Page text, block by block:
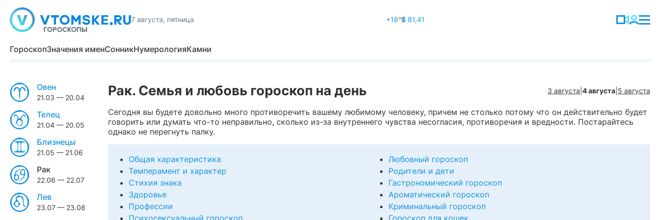
7 августа, пятница +18°$81,41
ГороскопЗначения именСонникНумерологияКамни
Овен
21.03 — 20.04
Телец
21.04 — 20.05
Близнецы
21.05 — 21.06
Рак
22.06 — 22.07
Лев
23.07 — 23.08
Рак. Семья и любовь гороскоп на день 3 августа 4 августа 5 августа
Сегодня вы будете довольно много противоречить вашему любимому человеку, причем не столько потому что он действительно будет
говорить или думать что-то неправильно, сколько из-за внутреннего чувства несогласия, противоречия и вредности. Постарайтесь
однако не перегнуть палку.
Общая характеристика
Темперамент и характер
Стихия знака
Здоровье
Профессии
Психосексуальный гороскоп
Любовный гороскоп
Родители и дети
Гастрономический гороскоп
Ароматический гороскоп
Криминальный гороскоп
Гороскоп для кошек